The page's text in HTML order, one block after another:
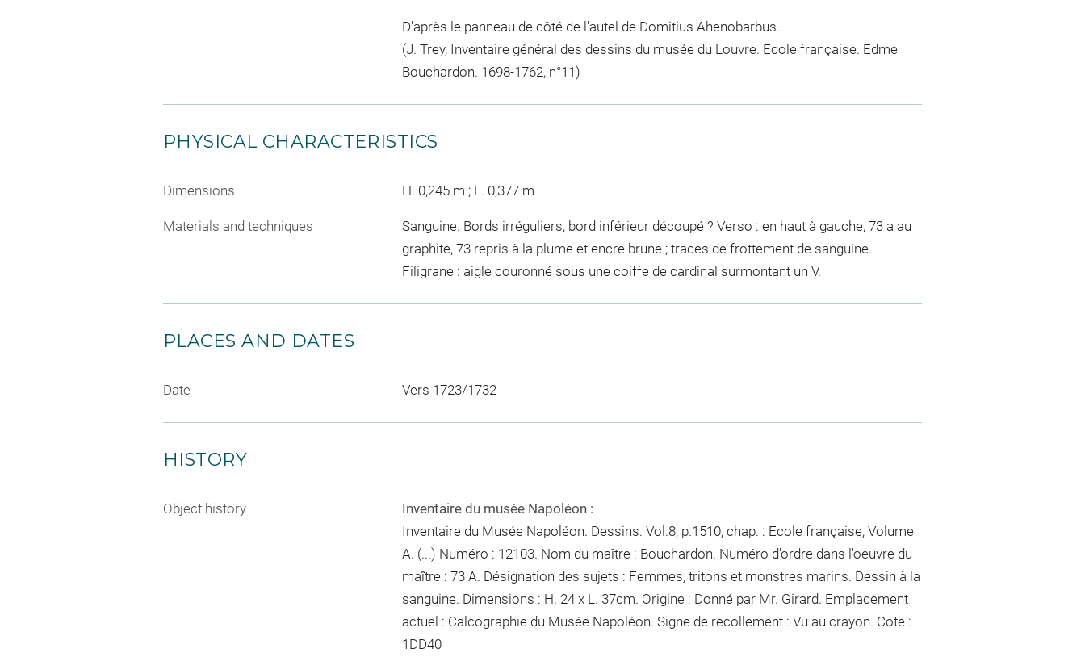
D'après le panneau de côté de l'autel de Domitius Ahenobarbus.
(J. Trey, Inventaire général des dessins du musée du Louvre. Ecole française. Edme
Bouchardon. 1698-1762, n°11)
PHYSICAL CHARACTERISTICS
Dimensions H. 0,245 m ; L. 0,377 m
Materials and techniques
Sanguine. Bords irréguliers, bord inférieur découpé ? Verso : en haut à gauche, 73 a au
graphite, 73 repris à la plume et encre brune ; traces de frottement de sanguine.
Filigrane : aigle couronné sous une coiffe de cardinal surmontant un V.
PLACES AND DATES
Date Vers 1723/1732
HISTORY
Object history
Inventaire du musée Napoléon :
Inventaire du Musée Napoléon. Dessins. Vol.8, p.1510, chap. : Ecole française, Volume
A. (...) Numéro : 12103. Nom du maître : Bouchardon. Numéro d'ordre dans l'oeuvre du
maître : 73 A. Désignation des sujets : Femmes, tritons et monstres marins. Dessin à la
sanguine. Dimensions : H. 24 x L. 37cm. Origine : Donné par Mr. Girard. Emplacement
actuel : Calcographie du Musée Napoléon. Signe de recollement : Vu au crayon. Cote :
1DD40